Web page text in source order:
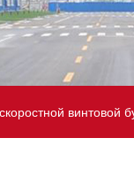
винтовой